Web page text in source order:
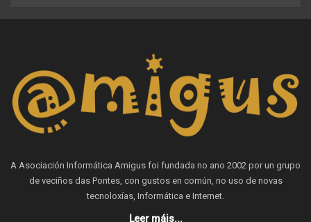
A Asociación Informática Amigus foi fundada no ano 2002 por un grupo
de veciños das Pontes, con gustos en común, no uso de novas
tecnoloxías, Informática e Internet.
Leer máis...